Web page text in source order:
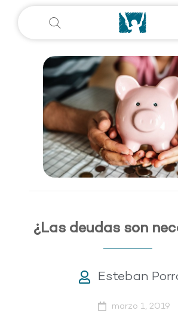
¿Las deudas son
Esteban
marzo 1, 2019